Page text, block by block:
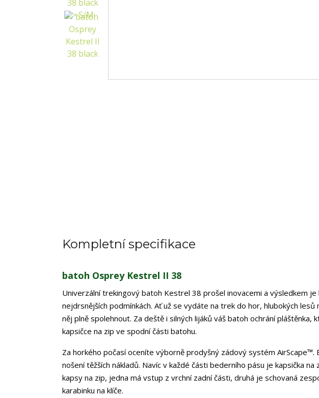
Kompletní specifikace
batoh Osprey Kestrel II 38
Univerzální trekingový batoh Kestrel 38 prošel inovacemi a výsledkem je
nejdrsnějších podmínkách. Ať už se vydáte na trek do hor, hlubokých
něj plně spolehnout. Za deště i silných lijáků váš batoh ochrání
kapsičce na zip ve spodní části batohu.
Za horkého počasí oceníte výborně prodyšný zádový systém
nošení těžších nákladů. Navíc v každé části bederního pásu je kapsička
kapsy na zip, jedna má vstup z vrchní zadní části, druhá je schovaná
karabinku na klíče.